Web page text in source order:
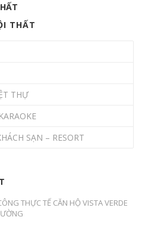
THẤT
THỰ
SẠN – RESORT
THỰC TẾ CĂN HỘ VISTA VERDE